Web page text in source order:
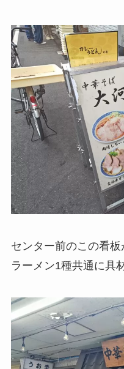
センター前のこの看板
ラーメン1種共通に具